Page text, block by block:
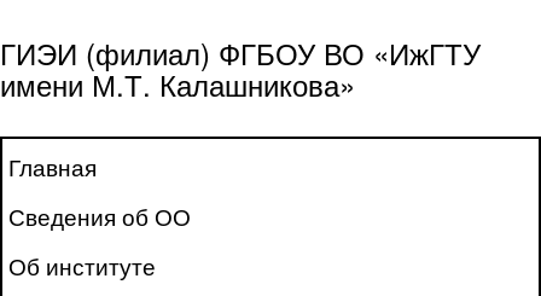
ГИЭИ (филиал) ФГБОУ ВО «ИжГТУ
имени М.Т. Калашникова»
Главная
Сведения об ОО
Об институте